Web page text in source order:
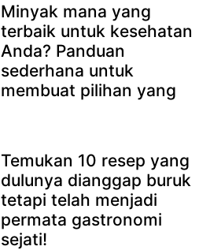
Minyak mana yang
terbaik untuk kesehatan
Anda? Panduan
sederhana untuk
membuat pilihan yang
Temukan 10 resep yang
dulunya dianggap buruk
tetapi telah menjadi
permata gastronomi
sejati!